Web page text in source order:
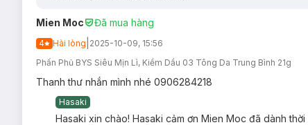
Mien Moc Đã mua hàng
4 Hài lòng 2025-10-09, 15:56
Phấn Phủ BYS Siêu Mịn Lì, Kiềm Dầu 03 Tông Da Trung Bình 21g
Thanh thư nhắn mình nhé 0906284218
Hasaki
Hasaki xin chào! Hasaki cảm ơn Mien Moc đã dành